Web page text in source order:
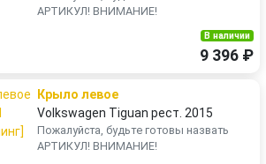
АРТИКУЛ! ВНИМАНИЕ!
В наличии
9 396 ₽
Крыло левое
Volkswagen Tiguan рест. 2015
Пожалуйста, будьте готовы назвать
АРТИКУЛ! ВНИМАНИЕ!